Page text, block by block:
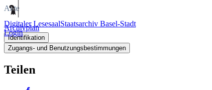
Digitaler LesesaalStaatsarchiv Basel-Stadt
Login
Akte
Archivplan
Identifikation
Zugangs- und Benutzungsbestimmungen
Teilen